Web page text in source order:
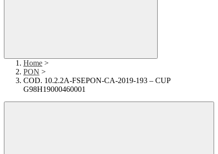
Home >
PON >
COD. 10.2.2A-FSEPON-CA-2019-193 – CUP
G98H19000460001